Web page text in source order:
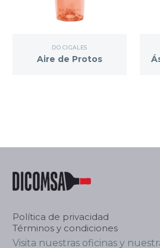
DO CIGALES
Aire de Protos
Política de privacidad
Términos y condiciones
Visita nuestras oficinas y